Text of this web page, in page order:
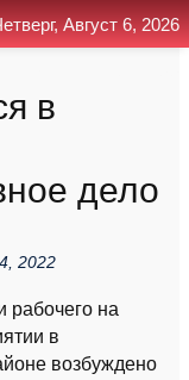
в
дело
2022
рабочего на
в
возбуждено
Август 6, 2026